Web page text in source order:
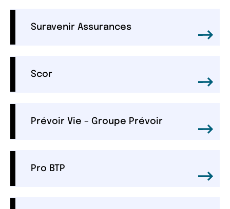
Suravenir Assurances
Scor
Prévoir Vie – Groupe Prévoir
Pro BTP